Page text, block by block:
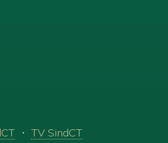
TV SindCT